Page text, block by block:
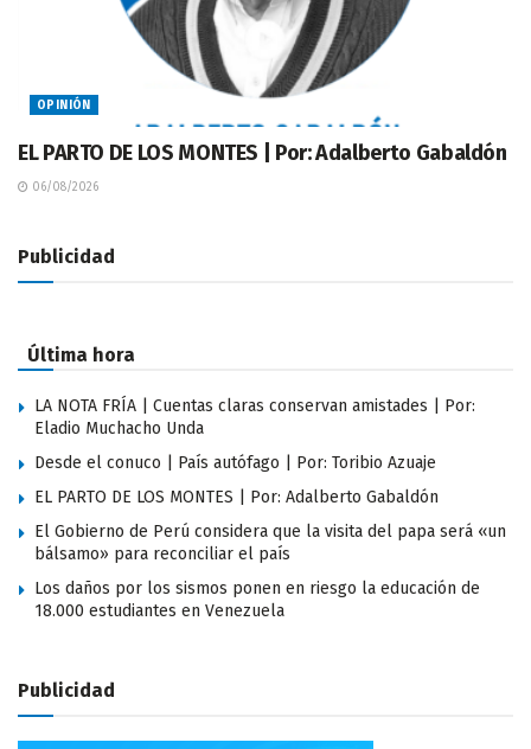
OPINIÓN
EL PARTO DE LOS MONTES | Por: Adalberto Gabaldón
06/08/2026
Publicidad
Última hora
LA NOTA FRÍA | Cuentas claras conservan amistades | Por:
Eladio Muchacho Unda
Desde el conuco | País autófago | Por: Toribio Azuaje
EL PARTO DE LOS MONTES | Por: Adalberto Gabaldón
El Gobierno de Perú considera que la visita del papa será «un
bálsamo» para reconciliar el país
Los daños por los sismos ponen en riesgo la educación de
18.000 estudiantes en Venezuela
Publicidad